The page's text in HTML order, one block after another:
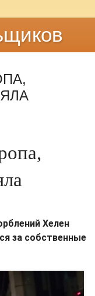
Хелен
за собственные